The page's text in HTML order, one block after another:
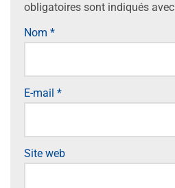
obligatoires sont indiqués avec
Nom *
E-mail *
Site web